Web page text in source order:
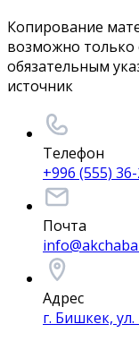
Копирование
возможно только
обязательным
источник
Телефон
+996 (555)
Почта
Адрес
г. Бишкек, ул.